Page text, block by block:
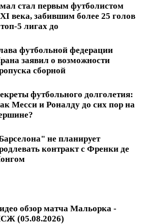
стал первым футболистом
века, забившим более 25 голов
5 лигах до
футбольной федерации
заявил о возможности
сборной
футбольного долголетия:
Месси и Роналду до сих пор на
не планирует
контракт с Френки де
обзор матча Мальорка -
(05.08.2026)